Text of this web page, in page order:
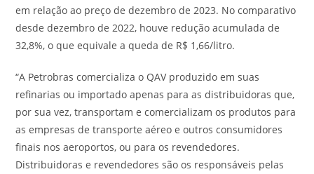
em relação ao preço de dezembro de 2023. No comparativo
desde dezembro de 2022, houve redução acumulada de
32,8%, o que equivale a queda de R$ 1,66/litro.
“A Petrobras comercializa o QAV produzido em suas
refinarias ou importado apenas para as distribuidoras que,
por sua vez, transportam e comercializam os produtos para
as empresas de transporte aéreo e outros consumidores
finais nos aeroportos, ou para os revendedores.
Distribuidoras e revendedores são os responsáveis pelas